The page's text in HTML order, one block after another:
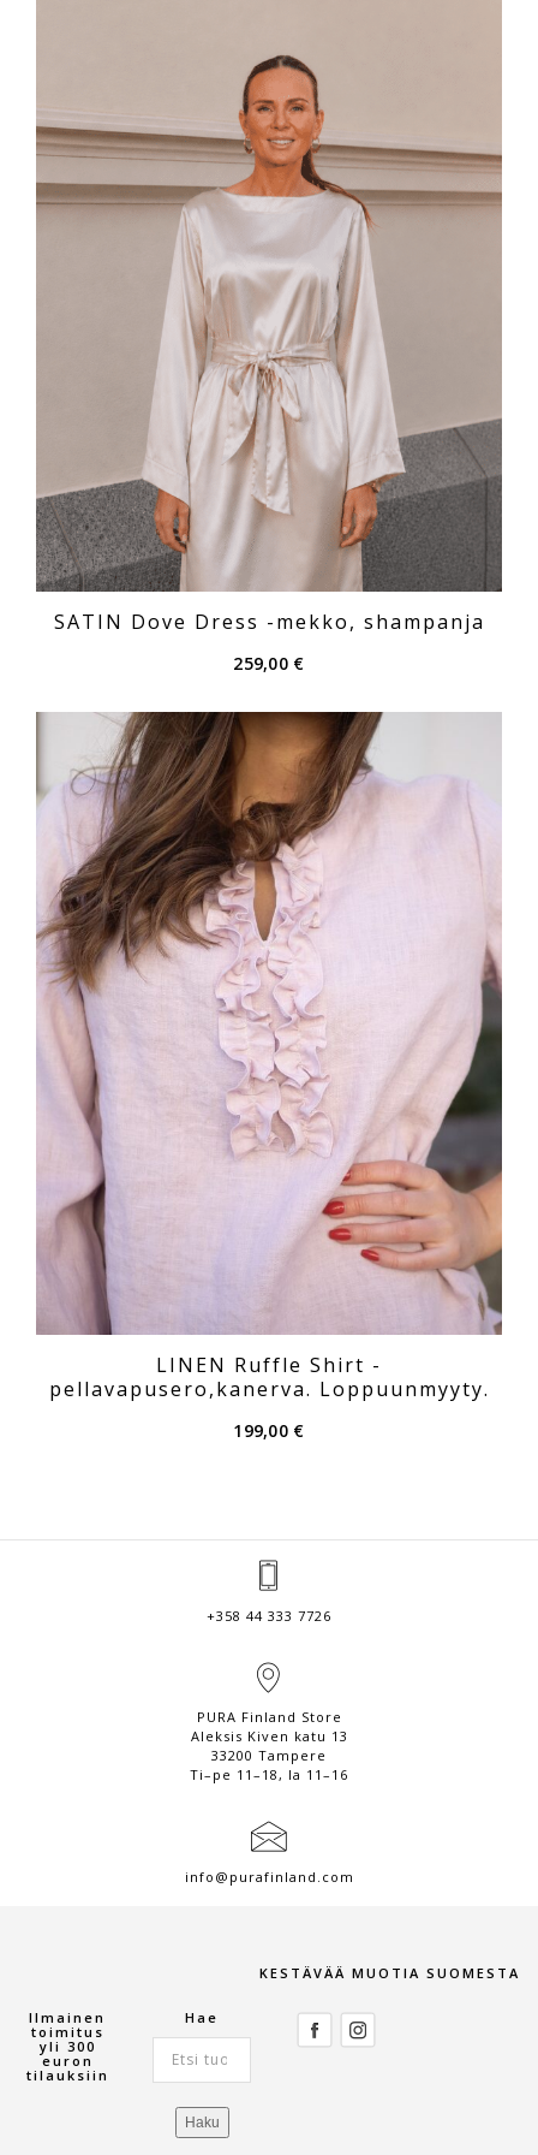
SATIN Dove Dress -mekko, shampanja
259,00 €
LINEN Ruffle Shirt -
pellavapusero,kanerva. Loppuunmyyty.
199,00 €
+358 44 333 7726
PURA Finland Store
Aleksis Kiven katu 13
33200 Tampere
Ti–pe 11–18, la 11–16
info@purafinland.com
KESTÄVÄÄ MUOTIA SUOMESTA
Ilmainen
toimitus
yli 300
euron
tilauksiin
Hae
Haku